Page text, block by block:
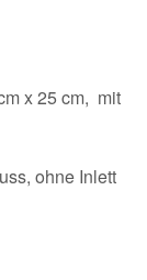
x 25 cm, mit
ohne Inlett